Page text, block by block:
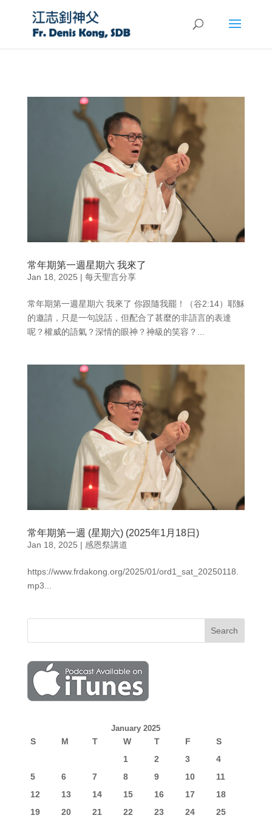
常年期第一週星期六 我來了
Jan 18, 2025 | 每天聖言分享
常年期第一週星期六 我來了 你跟隨我罷！（谷2:14）耶穌
的邀請，只是一句說話，但配合了甚麼的非語言的表達
呢？權威的語氣？深情的眼神？神級的笑容？...
常年期第一週 (星期六) (2025年1月18日)
Jan 18, 2025 | 感恩祭講道
https://www.frdakong.org/2025/01/ord1_sat_20250118.
mp3...
January 2025
S M T W T F
S
1
2 3
4
5
6 7 8 9 10
11
12
13 14 15 16 17
18
19
20 21 22 23 24 25